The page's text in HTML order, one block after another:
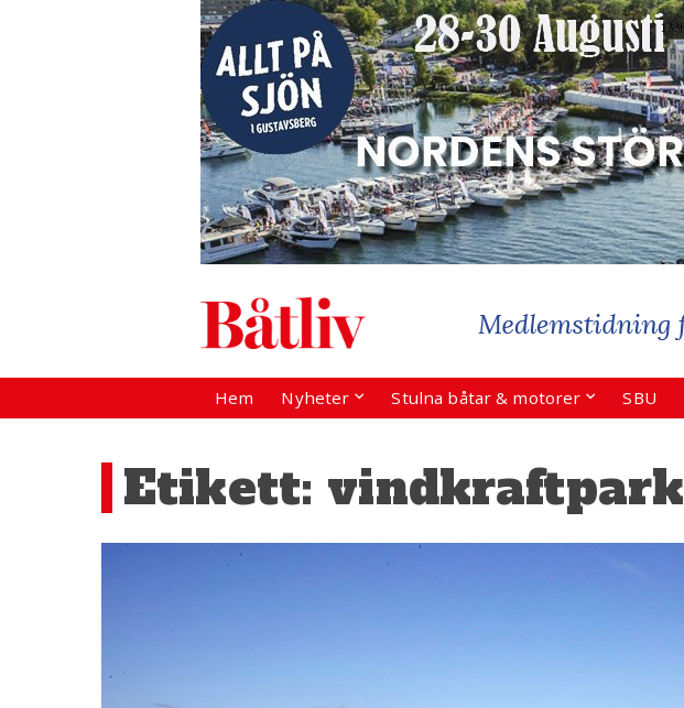
Hem Nyheter Stulna båtar & motorer SBU
Etikett: vindkraftpark